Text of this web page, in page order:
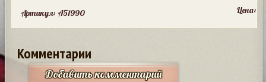
Артикул: A51990 Цена:
Комментарии
Добавить комментарий